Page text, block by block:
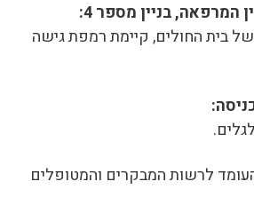
המרפאה, בניין מספר 4:
בית החולים, קיימת רמפת גישה
לרשות המבקרים והמטופלים